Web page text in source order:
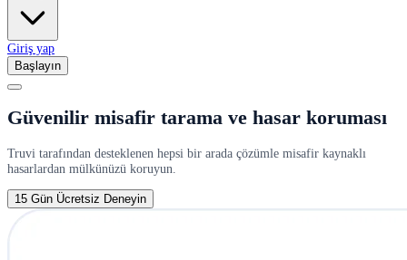
Giriş yap
Başlayın
Güvenilir misafir tarama ve hasar koruması
Truvi tarafından desteklenen hepsi bir arada çözümle misafir kaynaklı
hasarlardan mülkünüzü koruyun.
15 Gün Ücretsiz Deneyin